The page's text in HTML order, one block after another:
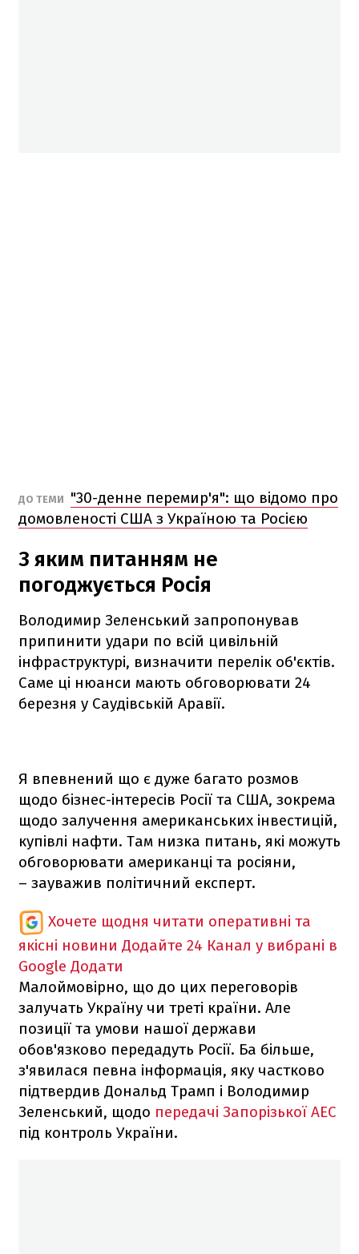
ДО ТЕМИ
"30-денне перемир'я": що відомо про
домовленості США з Україною та Росією
З яким питанням не
погоджується Росія
Володимир Зеленський запропонував
припинити удари по всій цивільній
інфраструктурі, визначити перелік об'єктів.
Саме ці нюанси мають обговорювати 24
березня у Саудівській Аравії.
Я впевнений що є дуже багато розмов
щодо бізнес-інтересів Росії та США, зокрема
щодо залучення американських інвестицій,
купівлі нафти. Там низка питань, які можуть
обговорювати американці та росіяни,
– зауважив політичний експерт.
Хочете щодня читати оперативні та
якісні новини Додайте 24 Канал у вибрані в
Google Додати
Малоймовірно, що до цих переговорів
залучать Україну чи треті країни. Але
позиції та умови нашої держави
обов'язково передадуть Росії. Ба більше,
з'явилася певна інформація, яку частково
підтвердив Дональд Трамп і Володимир
Зеленський, щодо передачі Запорізької АЕС
під контроль України.